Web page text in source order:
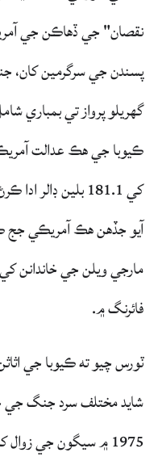
نقصان" جي ڏهاڪن جي
ڪيوبا جي هڪ عدالت
کي 181.1 بلين
آيو جڏهن هڪ آمريڪي جج
فائرنگ ۾.
ٽورس چيو ته ڪيوبا جي
شايد مختلف سرد جنگ جي
1975 ۾ سيگون جي